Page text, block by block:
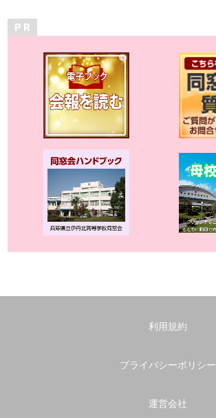
P R
利用規約
プライバシーポリシー
運営会社